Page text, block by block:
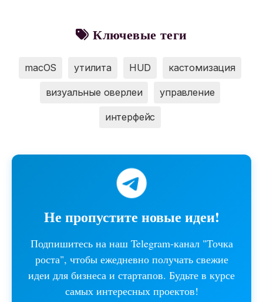
Ключевые теги
macOS утилита HUD кастомизация
визуальные оверлеи управление
интерфейс
Не пропустите новые идеи!
Подпишитесь на наш Telegram-канал "Точка
роста", чтобы ежедневно получать свежие
идеи для бизнеса и стартапов. Будьте в курсе
самых интересных проектов!